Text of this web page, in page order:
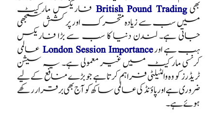
بھیBritish Pound Trading فاریکس مارکیٹ
میں سب سے زیادہ متحرک اور پرکشش سمجھی
جاتی ہے۔ لندن دنیا کا سب سے بڑا فاریکس
ہب ہے اورLondon Session Importance عالمی
کرنسی مارکیٹ میں غیر معمولی ہے۔ یہ سیشن
ٹریڈرز کو وہ والٹیلٹی فراہم کرتا ہے جو بڑے منافع کے لیے
ضروری ہے اور پاؤنڈ کی عالمی ساکھ کو آج بھی برقرار رکھے
ہوئے ہے۔